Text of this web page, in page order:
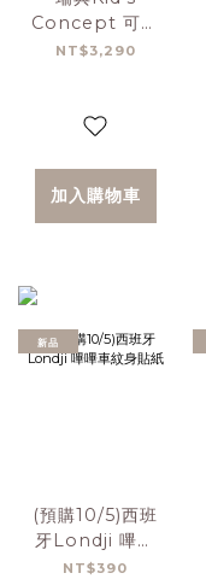
Concept 可調
高度兒童椅凳
NT$3,290
加入購物車
新品
(預購10/5)西班
牙Londji 嗶嗶
車紋身貼紙
NT$390